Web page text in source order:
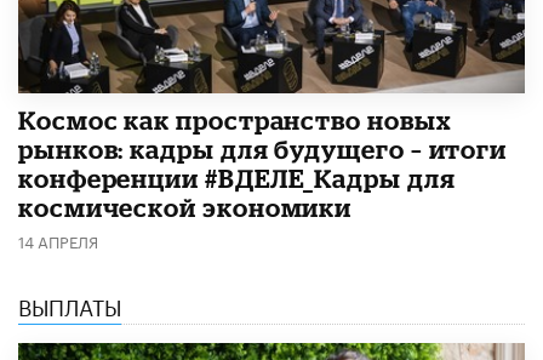
Космос как пространство новых
рынков: кадры для будущего – итоги
конференции #ВДЕЛЕ_Кадры для
космической экономики
14 АПРЕЛЯ
ВЫПЛАТЫ